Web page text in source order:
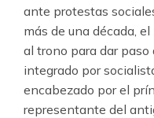
ante protestas
más de una década,
al trono para dar
integrado por
encabezado por el
representante del